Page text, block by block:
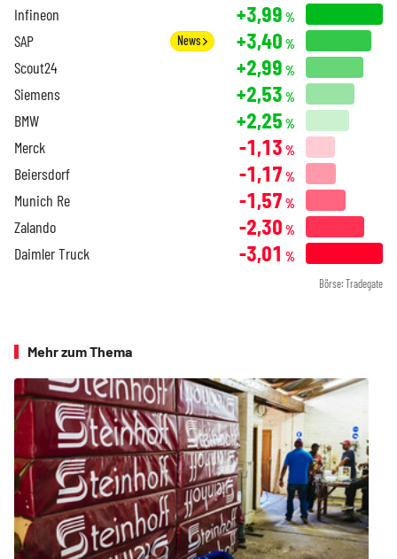
Infineon +3,99 %
SAP News +3,40 %
Scout24 +2,99 %
Siemens +2,53 %
BMW +2,25 %
Merck -1,13 %
Beiersdorf -1,17 %
Munich Re -1,57 %
Zalando -2,30 %
Daimler Truck -3,01 %
Börse: Tradegate
Mehr zum Thema